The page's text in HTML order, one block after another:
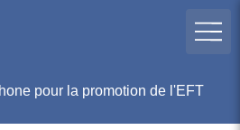
pour la promotion de l'EFT